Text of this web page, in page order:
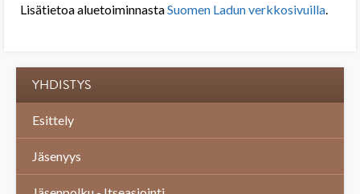
Lisätietoa aluetoiminnastaSuomen Ladun verkkosivuilla.
YHDISTYS
Esittely
Jäsenyys